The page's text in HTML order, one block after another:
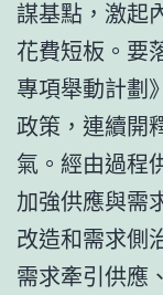
謀基點，激起
花費短板。要
專項舉動計劃
政策，連續開
氣。經由過程
加強供應與需
改造和需求側
需求牽引供應